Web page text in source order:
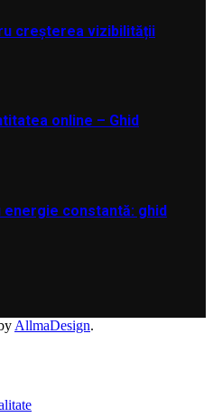
creșterea vizibilității
online – Ghid
constantă: ghid
AllmaDesign.